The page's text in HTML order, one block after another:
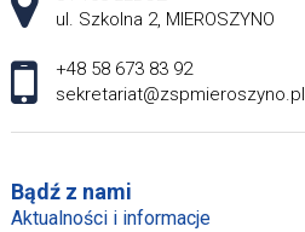
ul. Szkolna 2, MIEROSZYNO
+48 58 673 83 92
sekretariat@zspmieroszyno.pl
Bądź z nami
Aktualności i informacje